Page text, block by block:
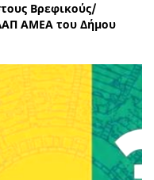
Βρεφικούς/
ΑΜΕΑ του Δήμου